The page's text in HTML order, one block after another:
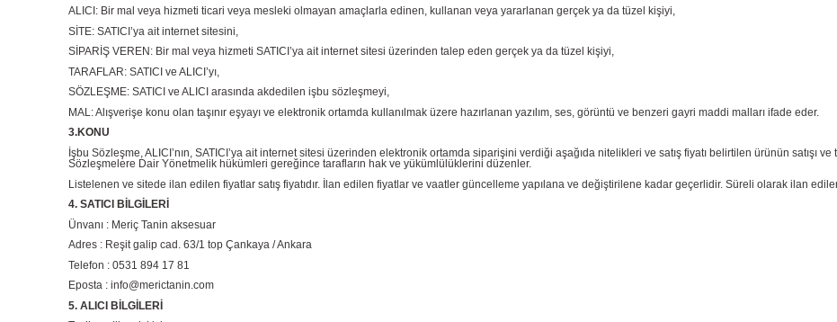
ALICI: Bir mal veya hizmeti ticari veya mesleki olmayan amaçlarla edinen, kullanan veya yararlanan gerçek ya da tüzel kişiyi,
SİTE: SATICI’ya ait internet sitesini,
SİPARİŞ VEREN: Bir mal veya hizmeti SATICI’ya ait internet sitesi üzerinden talep eden gerçek ya da tüzel kişiyi,
TARAFLAR: SATICI ve ALICI’yı,
SÖZLEŞME: SATICI ve ALICI arasında akdedilen işbu sözleşmeyi,
MAL: Alışverişe konu olan taşınır eşyayı ve elektronik ortamda kullanılmak üzere hazırlanan yazılım, ses, görüntü ve benzeri gayri maddi malları ifade eder.
3.KONU
İşbu Sözleşme, ALICI’nın, SATICI’ya ait internet sitesi üzerinden elektronik ortamda siparişini verdiği aşağıda nitelikleri ve satış fiyatı belirtilen ürünün satışı
Sözleşmelere Dair Yönetmelik hükümleri gereğince tarafların hak ve yükümlülüklerini düzenler.
Listelenen ve sitede ilan edilen fiyatlar satış fiyatıdır. İlan edilen fiyatlar ve vaatler güncelleme yapılana ve değiştirilene kadar geçerlidir. Süreli olarak ilan
4. SATICI BİLGİLERİ
Ünvanı : Meriç Tanin aksesuar
Adres : Reşit galip cad. 63/1 top Çankaya / Ankara
Telefon : 0531 894 17 81
Eposta : info@merictanin.com
5. ALICI BİLGİLERİ